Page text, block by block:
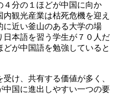
４分の１ほどが中国に向か
観光産業は枯死危機を迎え
に近い釜山のある大学の場
本語を習う学生が７０人だ
が中国語を勉強していると
け、共有する価値が多く、
国に進出しやすい一つの要